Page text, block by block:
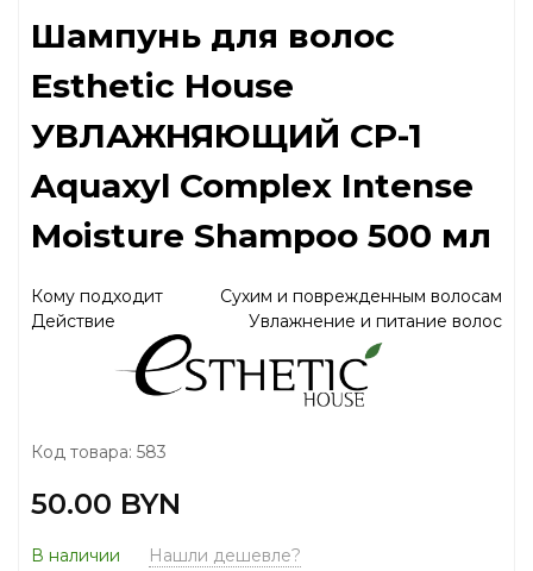
Шампунь для волос
Esthetic House
УВЛАЖНЯЮЩИЙ CP-1
Aquaxyl Complex Intense
Moisture Shampoo 500 мл
Кому подходит
Сухим и поврежденным волосам
Действие
Увлажнение и питание волос
Код товара: 583
50.00 BYN
В наличии Нашли дешевле?